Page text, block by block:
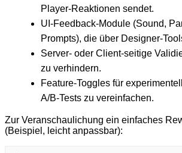
Player-Reaktionen sendet.
UI-Feedback-Module (Sound,
Prompts), die über Designer-
Server- oder Client-seitige
zu verhindern.
Feature-Toggles für
A/B-Tests zu vereinfachen.
Zur Veranschaulichung ein einfaches
(Beispiel, leicht anpassbar):